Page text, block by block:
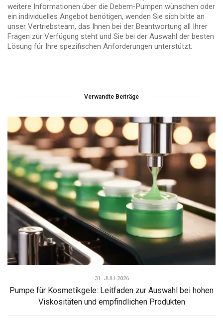
weitere Informationen über die Debem-Pumpen wünschen oder
ein individuelles Angebot benötigen, wenden Sie sich bitte an
unser Vertriebsteam, das Ihnen bei der Beantwortung all Ihrer
Fragen zur Verfügung steht und Sie bei der Auswahl der besten
Lösung für Ihre spezifischen Anforderungen unterstützt.
Verwandte Beiträge
31. JULI 2026
Pumpe für Kosmetikgele: Leitfaden zur Auswahl bei hohen
Viskositäten und empfindlichen Produkten